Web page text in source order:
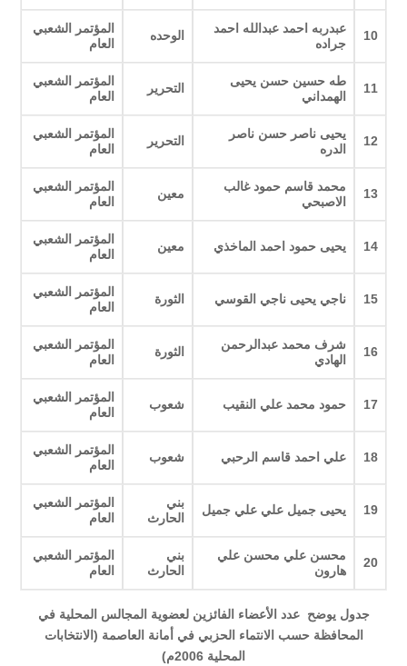
10
عبدربه احمد عبدالله احمد
جراده
الوحده
المؤتمر الشعبي
العام
11
طه حسين حسن يحيى
الهمداني
التحرير
المؤتمر الشعبي
العام
12
يحيى ناصر حسن ناصر
الدره
التحرير
المؤتمر الشعبي
العام
13
محمد قاسم حمود غالب
الاصبحي
معين
المؤتمر الشعبي
العام
14 يحيى حمود احمد الماخذي معين
المؤتمر الشعبي
العام
15 ناجي يحيى ناجي القوسي الثورة
المؤتمر الشعبي
العام
16
شرف محمد عبدالرحمن
الهادي
الثورة
المؤتمر الشعبي
العام
17 حمود محمد علي النقيب شعوب
المؤتمر الشعبي
العام
18 علي احمد قاسم الرحبي شعوب
المؤتمر الشعبي
العام
19 يحيى جميل علي علي جميل
بني
الحارث
المؤتمر الشعبي
العام
20
محسن علي محسن علي
هارون
بني
الحارث
المؤتمر الشعبي
العام
جدول يوضح عدد الأعضاء الفائزين لعضوية المجالس المحلية في
المحافظة حسب الانتماء الحزبي في أمانة العاصمة (الانتخابات
المحلية 2006م)